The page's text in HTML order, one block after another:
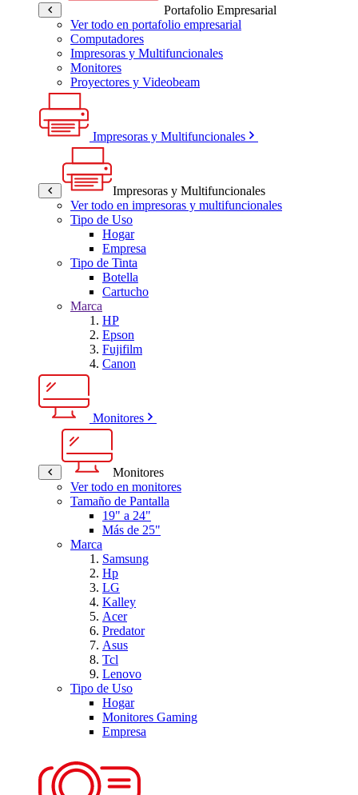
Portafolio Empresarial
Ver todo en portafolio empresarial
Computadores
Impresoras y Multifuncionales
Monitores
Proyectores y Videobeam
Impresoras y Multifuncionales
Impresoras y Multifuncionales
Ver todo en impresoras y multifuncionales
Tipo de Uso
Hogar
Empresa
Tipo de Tinta
Botella
Cartucho
Marca
HP
Epson
Fujifilm
Canon
Monitores
Monitores
Ver todo en monitores
Tamaño de Pantalla
19" a 24"
Más de 25"
Marca
Samsung
Hp
LG
Kalley
Acer
Predator
Asus
Tcl
Lenovo
Tipo de Uso
Hogar
Monitores Gaming
Empresa